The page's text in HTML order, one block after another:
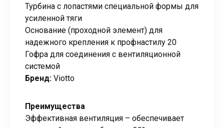
Турбина с лопастями специальной формы для
усиленной тяги
Основание (проходной элемент) для
надежного крепления к профнастилу 20
Гофра для соединения с вентиляционной
системой
Бренд: Viotto
Преимущества
Эффективная вентиляция – обеспечивает